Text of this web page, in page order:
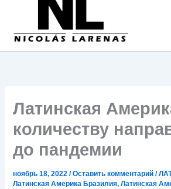
содержимому
Латинская
количеству
до пандемии
ноябрь 18, 2022/Оставить комментарий /
Латинская Америка Бразилия,Латинская